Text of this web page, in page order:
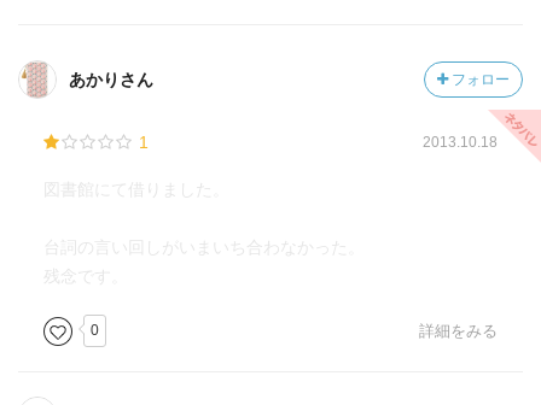
あかりさん フォロー
1 2013.10.18
図書館にて借りました。
台詞の言い回しがいまいち合わなかった。
残念です。
0 詳細をみる